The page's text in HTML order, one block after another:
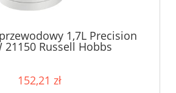
1,7L Precision
21150 Russell Hobbs
152,21 zł